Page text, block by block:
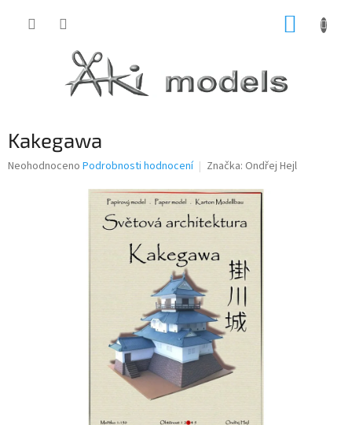
Kakegawa
Průměrné
Neohodnoceno Podrobnosti hodnocení Značka: Ondřej Hejl